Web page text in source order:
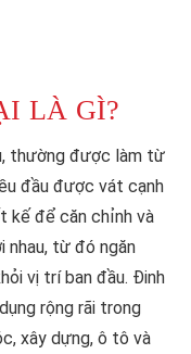
LÀ GÌ?
thường được làm từ
đầu được vát cạnh
kế để căn chỉnh và
nhau, từ đó ngăn
vị trí ban đầu. Đinh
rộng rãi trong
xây dựng, ô tô và